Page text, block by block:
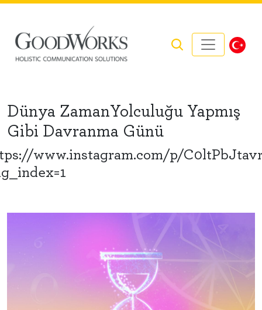
Dünya ZamanYolculuğu Yapmış
Gibi Davranma Günü
www.instagram.com/p/